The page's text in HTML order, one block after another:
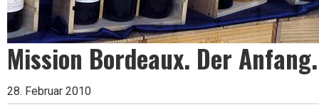
kurz
für
Mission Bordeaux. Der Anfang.
28. Februar 2010